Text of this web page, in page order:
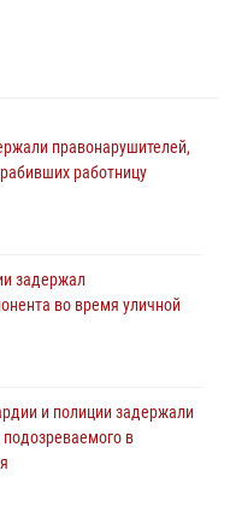
правонарушителей,
работницу
задержал
во время уличной
и полиции задержали
в